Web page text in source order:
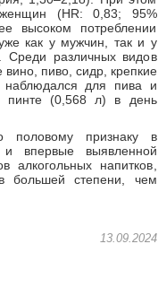
женщин (HR: 0,83; 95%
высоком потреблении
как у мужчин, так и у
различных видов
вино, пиво, сидр, крепкие
наблюдался для пива и
пинте (0,568 л) в день
половому признаку в
впервые выявленной
алкогольных напитков,
большей степени, чем
13.09.2024